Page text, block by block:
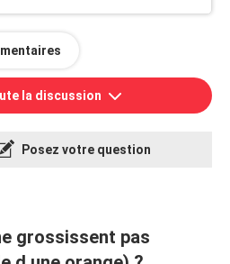
la discussion
Posez votre question
grossissent pas